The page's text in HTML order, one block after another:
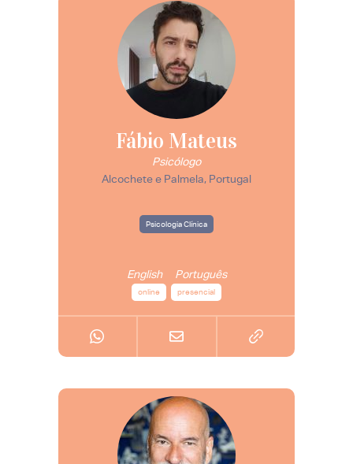
Fábio Mateus
Psicólogo
Alcochete e Palmela, Portugal
Psicologia Clínica
English Português
online presencial